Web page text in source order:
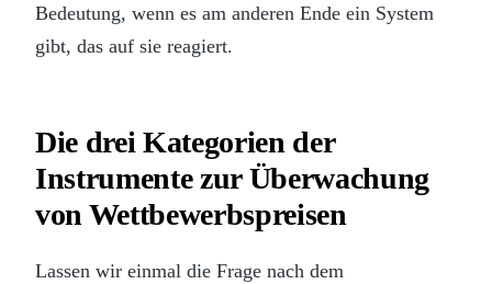
Bedeutung, wenn es am anderen Ende ein System
gibt, das auf sie reagiert.
Die drei Kategorien der
Instrumente zur Überwachung
von Wettbewerbspreisen
Lassen wir einmal die Frage nach dem